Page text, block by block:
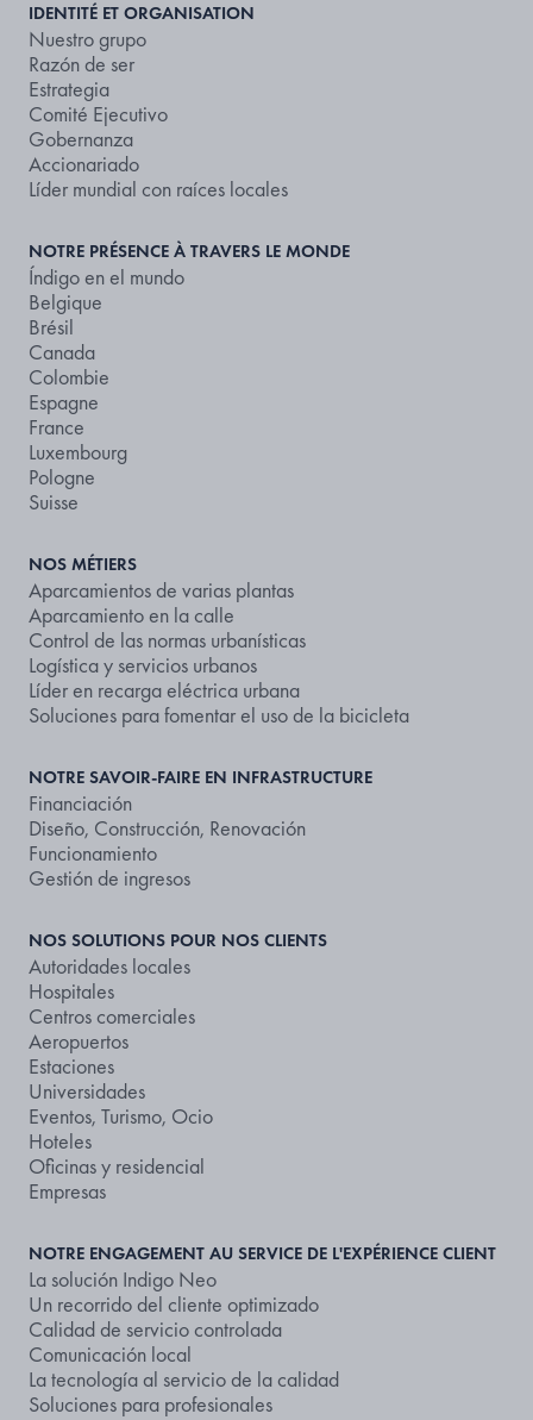
IDENTITÉ ET ORGANISATION
Nuestro grupo
Razón de ser
Estrategia
Comité Ejecutivo
Gobernanza
Accionariado
Líder mundial con raíces locales
NOTRE PRÉSENCE À TRAVERS LE MONDE
Índigo en el mundo
Belgique
Brésil
Canada
Colombie
Espagne
France
Luxembourg
Pologne
Suisse
NOS MÉTIERS
Aparcamientos de varias plantas
Aparcamiento en la calle
Control de las normas urbanísticas
Logística y servicios urbanos
Líder en recarga eléctrica urbana
Soluciones para fomentar el uso de la bicicleta
NOTRE SAVOIR-FAIRE EN INFRASTRUCTURE
Financiación
Diseño, Construcción, Renovación
Funcionamiento
Gestión de ingresos
NOS SOLUTIONS POUR NOS CLIENTS
Autoridades locales
Hospitales
Centros comerciales
Aeropuertos
Estaciones
Universidades
Eventos, Turismo, Ocio
Hoteles
Oficinas y residencial
Empresas
NOTRE ENGAGEMENT AU SERVICE DE L'EXPÉRIENCE CLIENT
La solución Indigo Neo
Un recorrido del cliente optimizado
Calidad de servicio controlada
Comunicación local
La tecnología al servicio de la calidad
Soluciones para profesionales